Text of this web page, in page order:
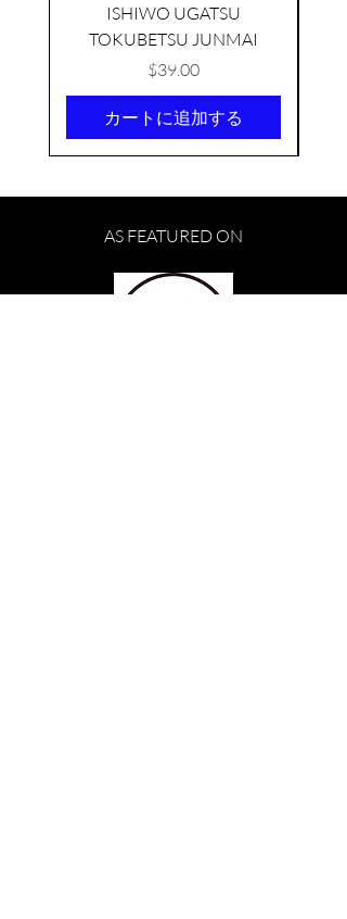
ISHIWO UGATSU
TOKUBETSU JUNMAI
価格
$39.00
カートに追加する
AS FEATURED ON
KIKUSUI SAKAMAI JDG
few days ago